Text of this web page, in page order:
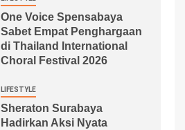
One Voice Spensabaya
Sabet Empat Penghargaan
di Thailand International
Choral Festival 2026
LIFESTYLE
Sheraton Surabaya
Hadirkan Aksi Nyata